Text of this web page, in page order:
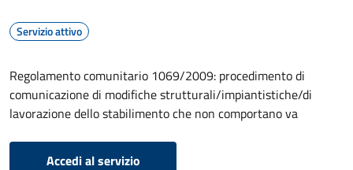
Servizio attivo
Regolamento comunitario 1069/2009: procedimento di
comunicazione di modifiche strutturali/impiantistiche/di
lavorazione dello stabilimento che non comportano va
Accedi al servizio